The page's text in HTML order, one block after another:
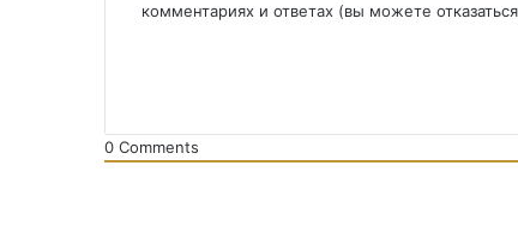
комментариях и ответах (вы можете
0 Comments